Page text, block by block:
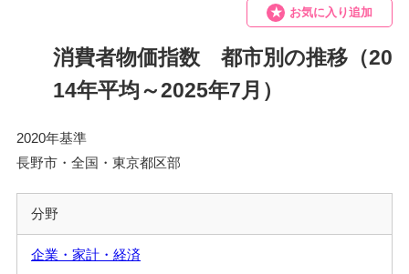
消費者物価指数 都市別の推移（20
14年平均～2025年7月）
お気に入り追加
2020年基準
長野市・全国・東京都区部
分野
企業・家計・経済